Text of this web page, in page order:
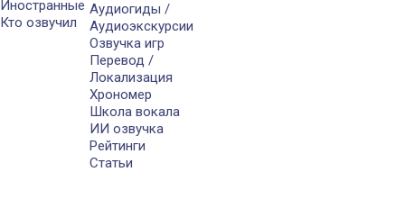
Иностранные
Кто озвучил
Аудиогиды /
Аудиоэкскурсии
Озвучка игр
Перевод /
Локализация
Хрономер
Школа вокала
ИИ озвучка
Рейтинги
Статьи